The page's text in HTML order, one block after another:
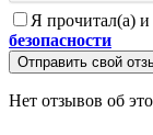
Я прочитал(а) и
безопасности
Отправить свой
Нет отзывов об